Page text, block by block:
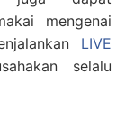
mengenai
LIVE
selalu